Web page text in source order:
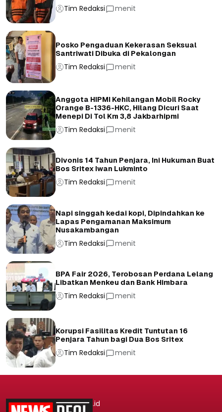
Tim Redaksi menit
Posko Pengaduan Kekerasan Seksual
Santriwati Dibuka di Pekalongan
Tim Redaksi menit
Anggota HIPMI Kehilangan Mobil Rocky
Orange B-1336-HKC, Hilang Dicuri Saat
Menepi Di Tol Km 3,8 Jakbarhipmi
Tim Redaksi menit
Divonis 14 Tahun Penjara, Ini Hukuman Buat
Bos Sritex Iwan Lukminto
Tim Redaksi menit
Napi singgah kedai kopi, Dipindahkan ke
Lapas Pengamanan Maksimum
Nusakambangan
Tim Redaksi menit
BPA Fair 2026, Terobosan Perdana Lelang
Libatkan Menkeu dan Bank Himbara
Tim Redaksi menit
Korupsi Fasilitas Kredit Tuntutan 16
Penjara Tahun bagi Dua Bos Sritex
Tim Redaksi menit
.id